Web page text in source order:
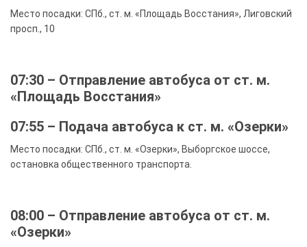
Место посадки: СПб., ст. м. «Площадь Восстания», Лиговский
просп., 10
07:30 – Отправление автобуса от ст. м.
«Площадь Восстания»
07:55 – Подача автобуса к ст. м. «Озерки»
Место посадки: СПб., ст. м. «Озерки», Выборгское шоссе,
остановка общественного транспорта.
08:00 – Отправление автобуса от ст. м.
«Озерки»